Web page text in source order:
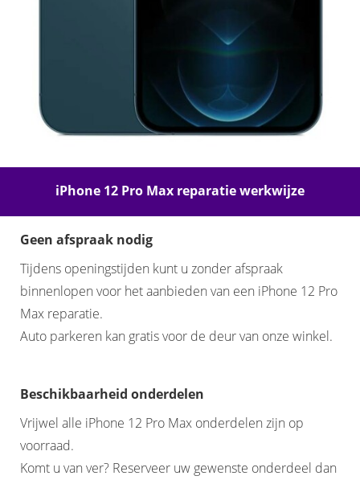
iPhone 12 Pro Max reparatie werkwijze
Geen afspraak nodig
Tijdens openingstijden kunt u zonder afspraak
binnenlopen voor het aanbieden van een iPhone 12 Pro
Max reparatie.
Auto parkeren kan gratis voor de deur van onze winkel.
Beschikbaarheid onderdelen
Vrijwel alle iPhone 12 Pro Max onderdelen zijn op
voorraad.
Komt u van ver? Reserveer uw gewenste onderdeel dan